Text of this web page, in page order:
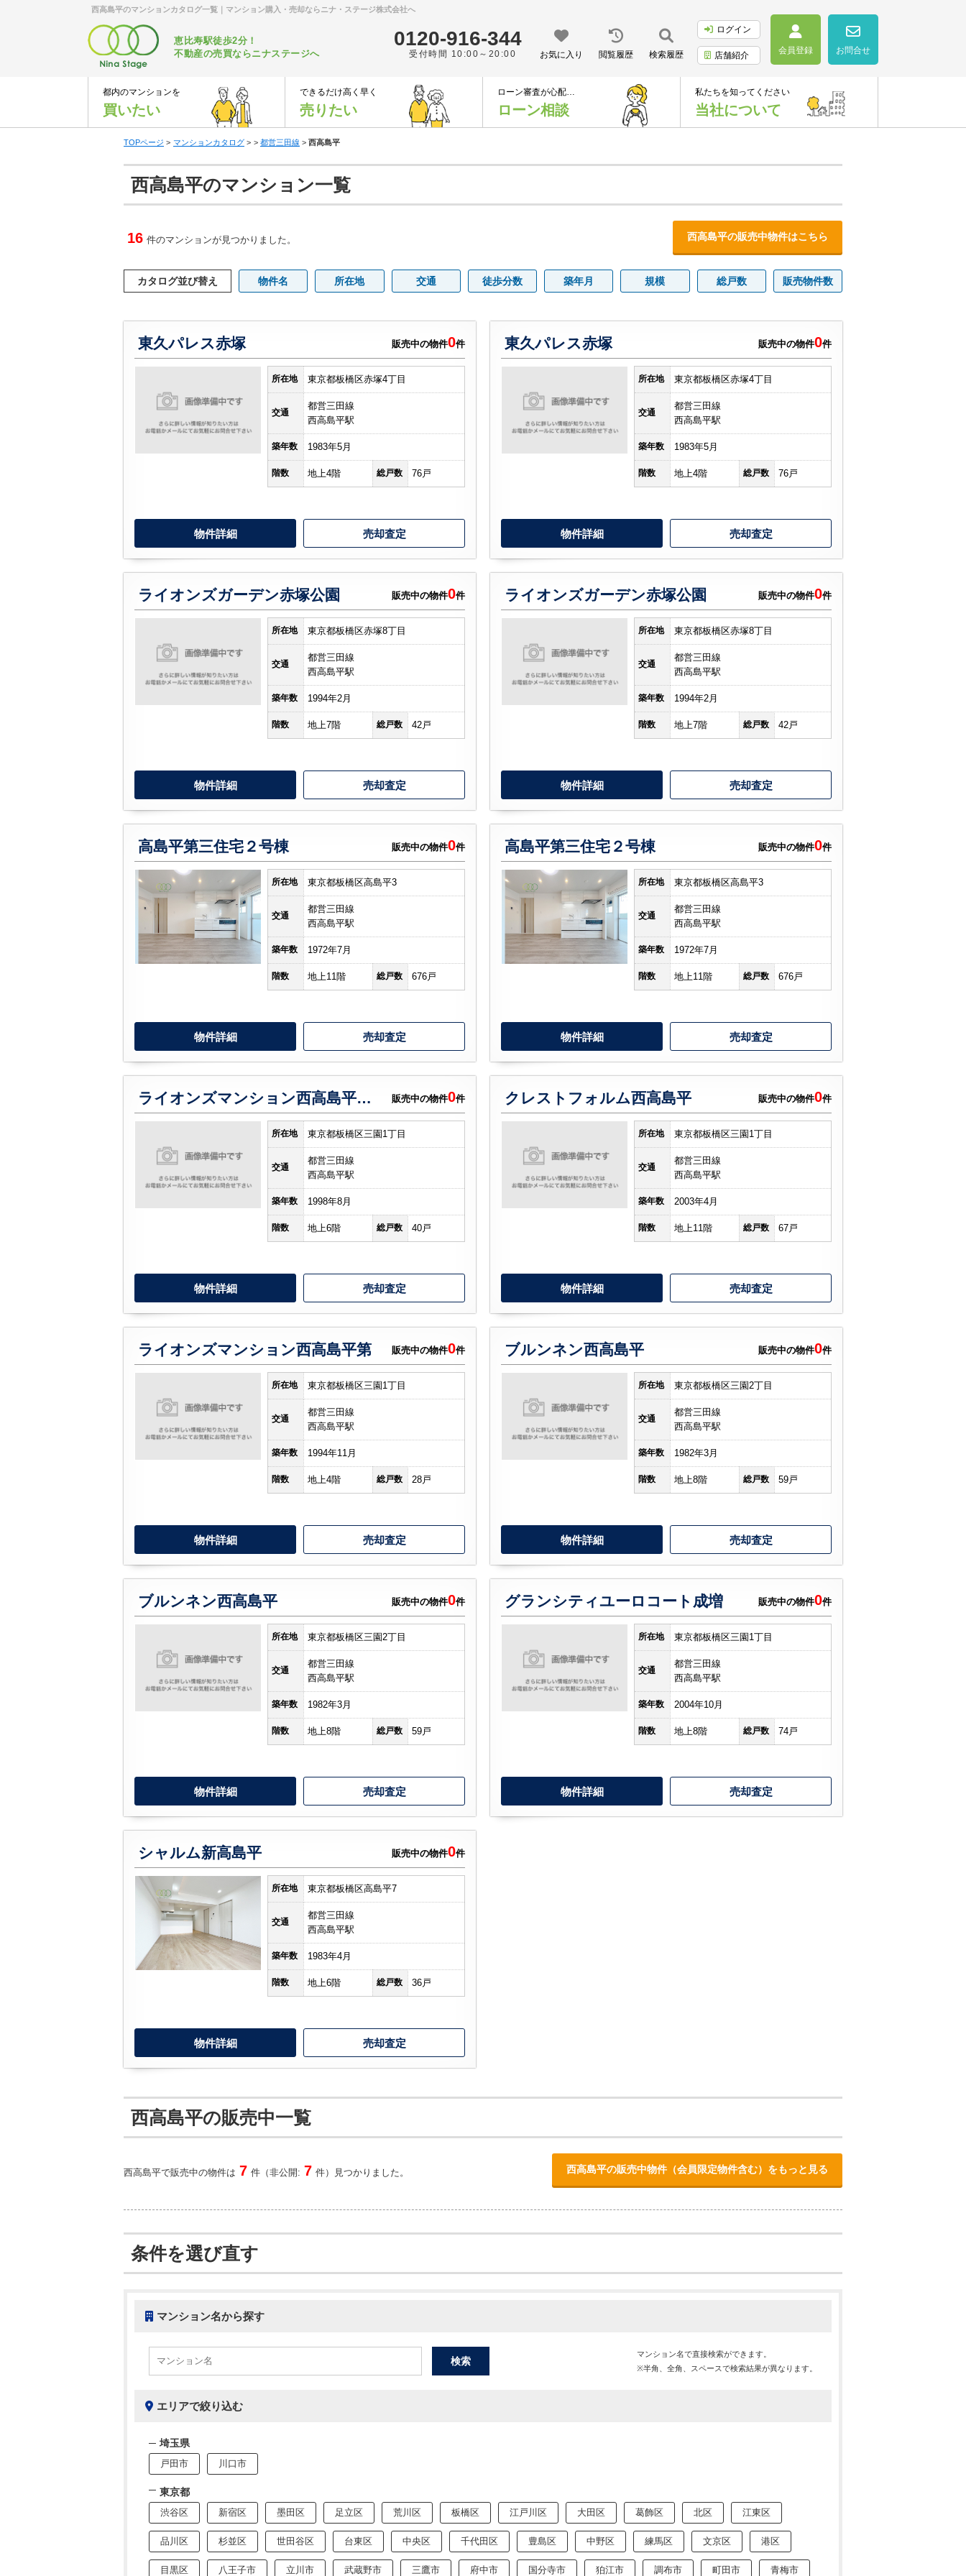
西高島平のマンションカタログ一覧｜マンション購入・売却ならニナ・ステージ株式会社へ
恵比寿駅徒歩2分！
不動産の売買ならニナステージへ
0120-916-344
受付時間 10:00～20:00 お気に入り 閲覧履歴 検索履歴
ログイン
店舗紹介 会員登録 お問合せ
都内のマンションを
買いたい
できるだけ高く早く
売りたい
ローン審査が心配…
ローン相談
私たちを知ってください
当社について
TOPページ > マンションカタログ > > 都営三田線 > 西高島平
西高島平のマンション一覧
16 件のマンションが見つかりました。 西高島平の販売中物件はこちら
カタログ並び替え 物件名 所在地 交通 徒歩分数 築年月 規模 総戸数 販売物件数
東久パレス赤塚 販売中の物件0件
所在地 東京都板橋区赤塚4丁目
交通
都営三田線
西高島平駅
築年数 1983年5月
階数 地上4階 総戸数 76戸
物件詳細 売却査定
東久パレス赤塚 販売中の物件0件
所在地 東京都板橋区赤塚4丁目
交通
都営三田線
西高島平駅
築年数 1983年5月
階数 地上4階 総戸数 76戸
物件詳細 売却査定
ライオンズガーデン赤塚公園 販売中の物件0件
所在地 東京都板橋区赤塚8丁目
交通
都営三田線
西高島平駅
築年数 1994年2月
階数 地上7階 総戸数 42戸
物件詳細 売却査定
ライオンズガーデン赤塚公園 販売中の物件0件
所在地 東京都板橋区赤塚8丁目
交通
都営三田線
西高島平駅
築年数 1994年2月
階数 地上7階 総戸数 42戸
物件詳細 売却査定
高島平第三住宅２号棟 販売中の物件0件
所在地 東京都板橋区高島平3
交通
都営三田線
西高島平駅
築年数 1972年7月
階数 地上11階 総戸数 676戸
物件詳細 売却査定
高島平第三住宅２号棟 販売中の物件0件
所在地 東京都板橋区高島平3
交通
都営三田線
西高島平駅
築年数 1972年7月
階数 地上11階 総戸数 676戸
物件詳細 売却査定
ライオンズマンション西高島平溝下公園弐番館 販売中の物件0件
所在地 東京都板橋区三園1丁目
交通
都営三田線
西高島平駅
築年数 1998年8月
階数 地上6階 総戸数 40戸
物件詳細 売却査定
クレストフォルム西高島平 販売中の物件0件
所在地 東京都板橋区三園1丁目
交通
都営三田線
西高島平駅
築年数 2003年4月
階数 地上11階 総戸数 67戸
物件詳細 売却査定
ライオンズマンション西高島平第 販売中の物件0件
所在地 東京都板橋区三園1丁目
交通
都営三田線
西高島平駅
築年数 1994年11月
階数 地上4階 総戸数 28戸
物件詳細 売却査定
ブルンネン西高島平 販売中の物件0件
所在地 東京都板橋区三園2丁目
交通
都営三田線
西高島平駅
築年数 1982年3月
階数 地上8階 総戸数 59戸
物件詳細 売却査定
ブルンネン西高島平 販売中の物件0件
所在地 東京都板橋区三園2丁目
交通
都営三田線
西高島平駅
築年数 1982年3月
階数 地上8階 総戸数 59戸
物件詳細 売却査定
グランシティユーロコート成増 販売中の物件0件
所在地 東京都板橋区三園1丁目
交通
都営三田線
西高島平駅
築年数 2004年10月
階数 地上8階 総戸数 74戸
物件詳細 売却査定
シャルム新高島平 販売中の物件0件
所在地 東京都板橋区高島平7
交通
都営三田線
西高島平駅
築年数 1983年4月
階数 地上6階 総戸数 36戸
物件詳細 売却査定
西高島平の販売中一覧
西高島平で販売中の物件は 7 件（非公開: 7 件）見つかりました。 西高島平の販売中物件（会員限定物件含む）をもっと見る
条件を選び直す
マンション名から探す
マンション名で直接検索ができます。
※半角、全角、スペースで検索結果が異なります。
エリアで絞り込む
埼玉県
戸田市 川口市
東京都
渋谷区 新宿区 墨田区 足立区 荒川区 板橋区 江戸川区 大田区 葛飾区 北区 江東区
品川区 杉並区 世田谷区 台東区 中央区 千代田区 豊島区 中野区 練馬区 文京区 港区
目黒区 八王子市 立川市 武蔵野市 三鷹市 府中市 国分寺市 狛江市 調布市 町田市 青梅市